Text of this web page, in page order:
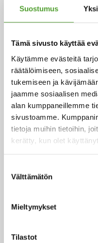
Suostumus
Tämä sivusto käyttää
Käytämme evästeitä
räätälöimiseen,
tukemiseen ja
jaamme sosiaalisen
alan kumppaneillemme
sivustoamme.
tietoja muihin tietoihin,
kerätty, kun olet
valinta
Välttämätön
Mieltymykset
Tilastot
Artikkeli
Sata vuotta
Evonik
yhteistyötä
valmisteista ja on
Yhteistyön kestävyys
historiasta, jatkuvasta